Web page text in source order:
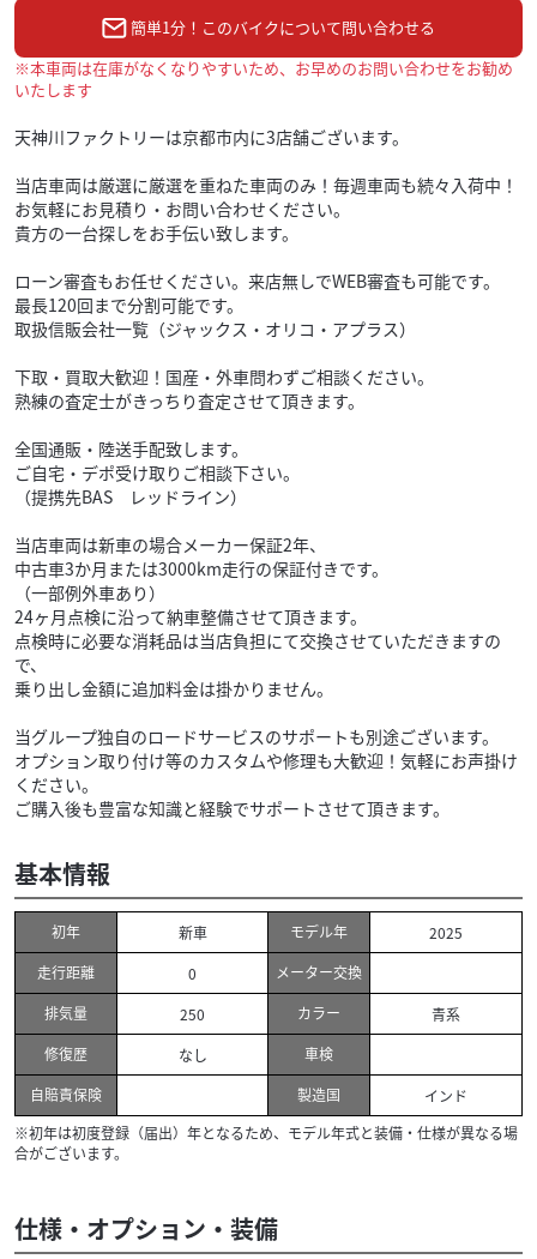
簡単1分！このバイクについて問い合わせる
※本車両は在庫がなくなりやすいため、お早めのお問い合わせをお勧め
いたします
天神川ファクトリーは京都市内に3店舗ございます。
当店車両は厳選に厳選を重ねた車両のみ！毎週車両も続々入荷中！
お気軽にお見積り・お問い合わせください。
貴方の一台探しをお手伝い致します。
ローン審査もお任せください。来店無しでWEB審査も可能です。
最長120回まで分割可能です。
取扱信販会社一覧（ジャックス・オリコ・アプラス）
下取・買取大歓迎！国産・外車問わずご相談ください。
熟練の査定士がきっちり査定させて頂きます。
全国通販・陸送手配致します。
ご自宅・デポ受け取りご相談下さい。
（提携先BAS レッドライン）
当店車両は新車の場合メーカー保証2年、
中古車3か月または3000km走行の保証付きです。
（一部例外車あり）
24ヶ月点検に沿って納車整備させて頂きます。
点検時に必要な消耗品は当店負担にて交換させていただきますの
で、
乗り出し金額に追加料金は掛かりません。
当グループ独自のロードサービスのサポートも別途ございます。
オプション取り付け等のカスタムや修理も大歓迎！気軽にお声掛け
ください。
ご購入後も豊富な知識と経験でサポートさせて頂きます。
基本情報
初年 新車 モデル年
2025
走行距離
0
メーター交換
排気量
250 カラー
青系
修復歴
なし
車検
自賠責保険
製造国
インド
※初年は初度登録（届出）年となるため、モデル年式と装備・仕様が異なる場
合がございます。
仕様・オプション・装備